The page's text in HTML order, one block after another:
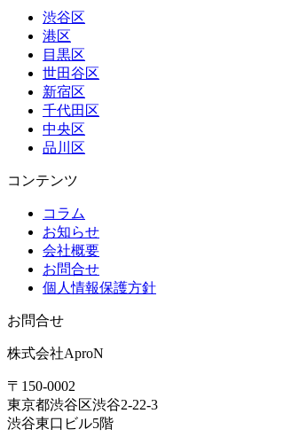
渋谷区
港区
目黒区
世田谷区
新宿区
千代田区
中央区
品川区
コンテンツ
コラム
お知らせ
会社概要
お問合せ
個人情報保護方針
お問合せ
株式会社AproN
〒150-0002
東京都渋谷区渋谷2-22-3
渋谷東口ビル5階